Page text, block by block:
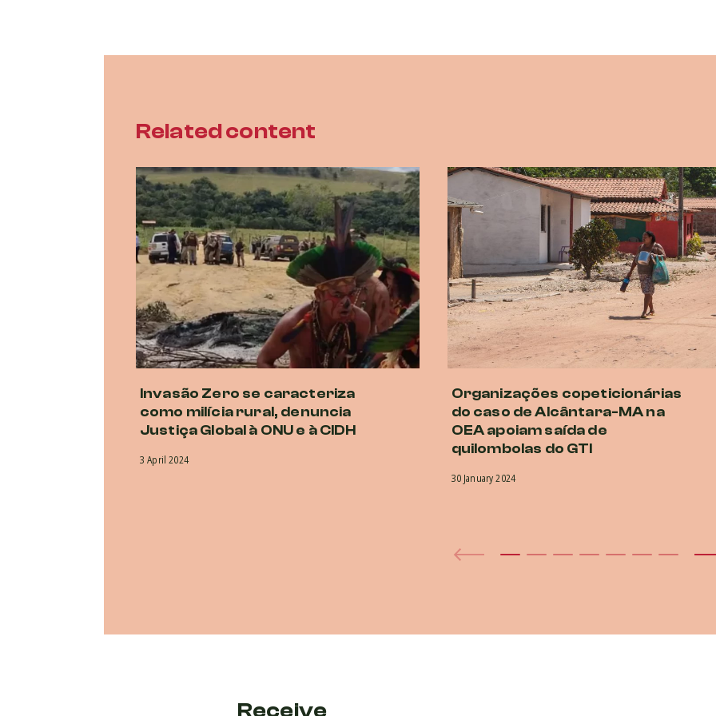
Related content
Invasão Zero se caracteriza
como milícia rural, denuncia
Justiça Global à ONU e à CIDH
3 April 2024
Organizações copeticionárias
do caso de Alcântara-MA na
OEA apoiam saída de
quilombolas do GTI
30 January 2024
Receive